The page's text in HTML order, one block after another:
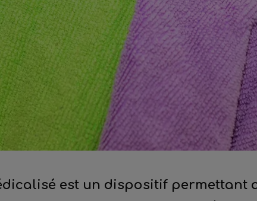
est un dispositif permettant